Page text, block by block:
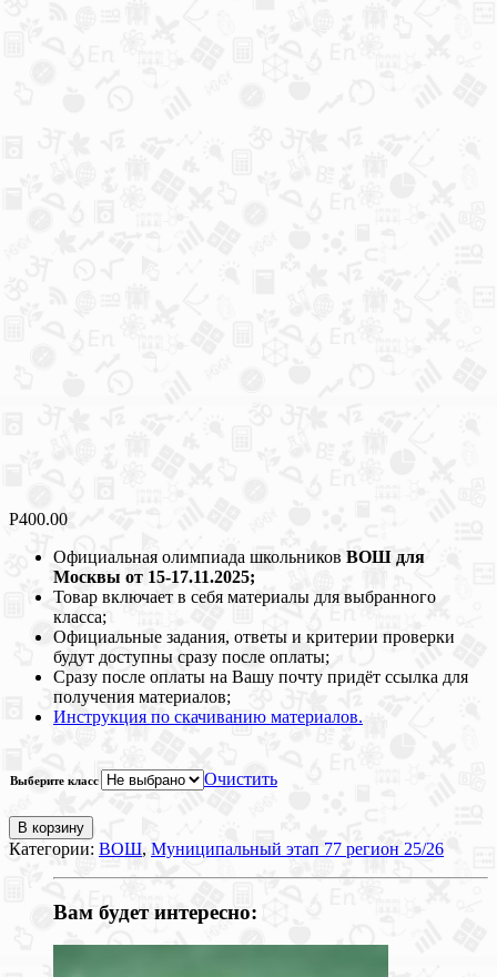
Р400.00
Официальная олимпиада школьников ВОШ для
Москвы от 15-17.11.2025;
Товар включает в себя материалы для выбранного
класса;
Официальные задания, ответы и критерии проверки
будут доступны сразу после оплаты;
Сразу после оплаты на Вашу почту придёт ссылка для
получения материалов;
Инструкция по скачиванию материалов.
Выберите класс Очистить
В корзину
Категории: ВОШ, Муниципальный этап 77 регион 25/26
Вам будет интересно: